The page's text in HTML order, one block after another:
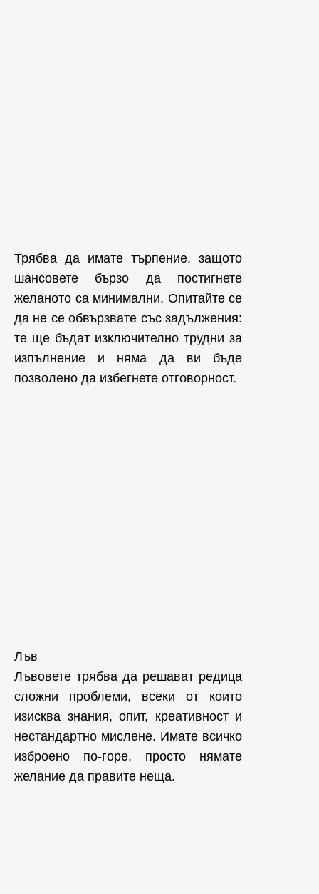
Трябва да имате търпение, защото
шансовете бързо да постигнете
желаното са минимални. Опитайте се
да не се обвързвате със задължения:
те ще бъдат изключително трудни за
изпълнение и няма да ви бъде
позволено да избегнете отговорност.
Лъв
Лъвовете трябва да решават редица
сложни проблеми, всеки от които
изисква знания, опит, креативност и
нестандартно мислене. Имате всичко
изброено по-горе, просто нямате
желание да правите неща.